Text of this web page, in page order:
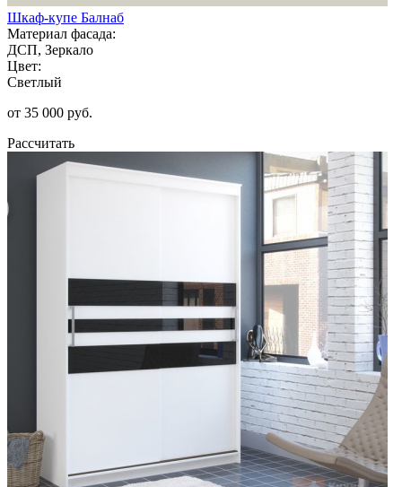
Шкаф-купе Балнаб
Материал фасада:
ДСП, Зеркало
Цвет:
Светлый
от 35 000 руб.
Рассчитать